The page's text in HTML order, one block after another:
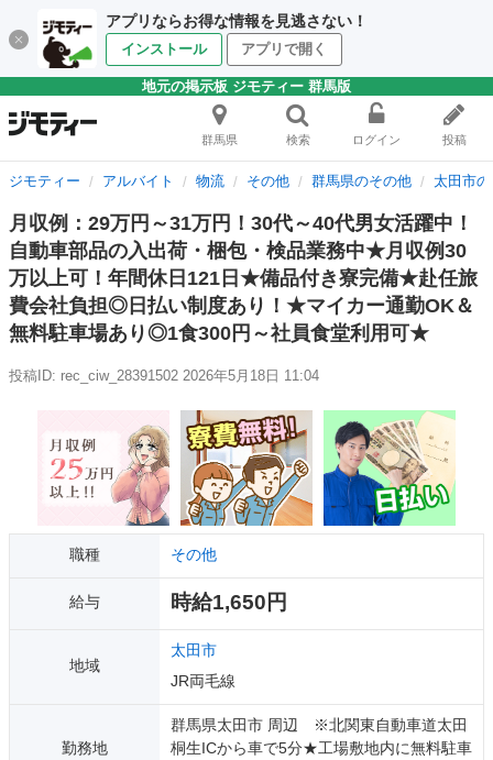
アプリならお得な情報を見逃さない！
インストール アプリで開く
地元の掲示板 ジモティー 群馬版
群馬県 検索 ログイン 投稿
ジモティー アルバイト 物流 その他 群馬県のその他 太田市
月収例：29万円～31万円！30代～40代男女活躍中！
自動車部品の入出荷・梱包・検品業務中★月収例30
万以上可！年間休日121日★備品付き寮完備★赴任旅
費会社負担◎日払い制度あり！★マイカー通勤OK＆
無料駐車場あり◎1食300円～社員食堂利用可★
投稿ID: rec_ciw_28391502 2026年5月18日 11:04
職種 その他
給与 時給1,650円
地域
太田市
JR両毛線
勤務地
群馬県太田市 周辺 ※北関東自動車道太田
桐生ICから車で5分★工場敷地内に無料駐車